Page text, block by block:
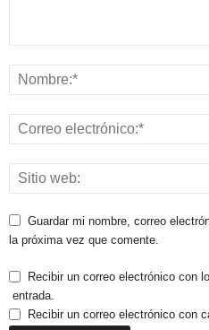
Guardar mi nombre, correo
la próxima vez que comente.
Recibir un correo electrónico con
entrada.
Recibir un correo electrónico con